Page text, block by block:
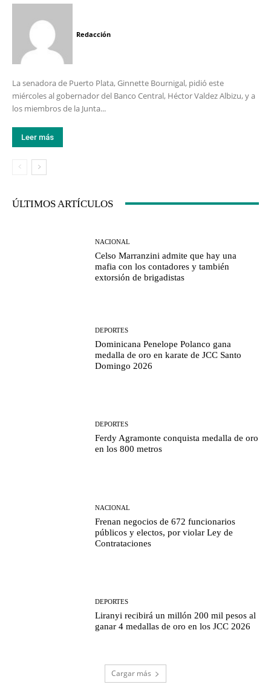
Redacción
La senadora de Puerto Plata, Ginnette Bournigal, pidió este
miércoles al gobernador del Banco Central, Héctor Valdez Albizu, y a
los miembros de la Junta...
Leer más
ÚLTIMOS ARTÍCULOS
NACIONAL
Celso Marranzini admite que hay una
mafia con los contadores y también
extorsión de brigadistas
DEPORTES
Dominicana Penelope Polanco gana
medalla de oro en karate de JCC Santo
Domingo 2026
DEPORTES
Ferdy Agramonte conquista medalla de oro
en los 800 metros
NACIONAL
Frenan negocios de 672 funcionarios
públicos y electos, por violar Ley de
Contrataciones
DEPORTES
Liranyi recibirá un millón 200 mil pesos al
ganar 4 medallas de oro en los JCC 2026
Cargar más